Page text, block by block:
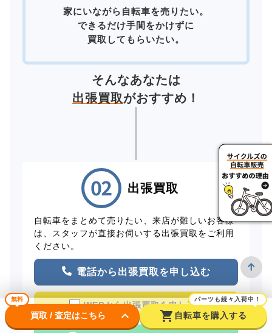
家にいながら自転車を売りたい。
できるだけ手間をかけずに
買取してもらいたい。
そんなあなたは
出張買取がおすすめ！
出張買取
自転車をまとめて売りたい、来店が難しいお客様
は、スタッフが直接お伺いする出張買取をご利用
ください。
電話から出張買取を申し込む
WEBから出張買取を申し込む
無料
買取 / 査定はこちら keyboard_arrow_down shopping_cart
パーツも続々入荷中！
自転車を購入する